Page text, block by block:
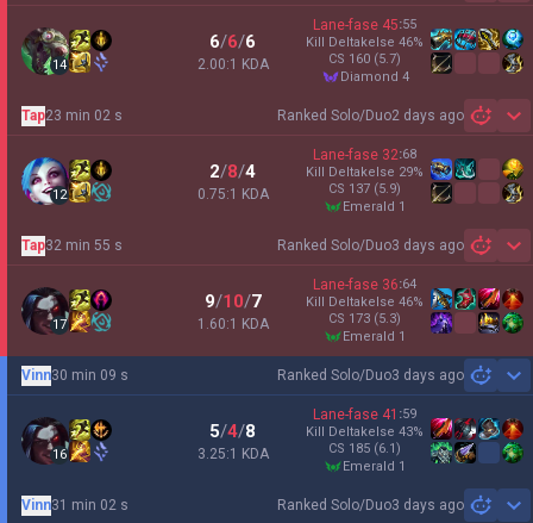
14
6/6/6
2.00:1 KDA
Lane-fase 45:55
Kill Deltakelse 46%
CS 160 (5.7)
diamond 4
Ranked Solo/Duo2 days ago
Tap23 min 02 s
12
2/8/4
0.75:1 KDA
Lane-fase 32:68
Kill Deltakelse 29%
CS 137 (5.9)
emerald 1
Ranked Solo/Duo3 days ago
Tap32 min 55 s
17
9/10/7
1.60:1 KDA
Lane-fase 36:64
Kill Deltakelse 46%
CS 173 (5.3)
emerald 1
Ranked Solo/Duo3 days ago
Vinn30 min 09 s
16
5/4/8
3.25:1 KDA
Lane-fase 41 :59
Kill Deltakelse 43%
CS 185 (6.1)
emerald 1
Ranked Solo/Duo3 days ago
Vinn31 min 02 s